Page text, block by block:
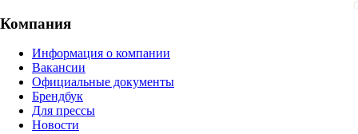
Компания
Информация о компании
Вакансии
Официальные документы
Брендбук
Для прессы
Новости